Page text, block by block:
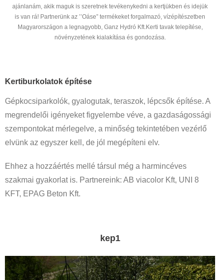
ajánlanám, akik maguk is szeretnek tevékenykedni a kertjükben és idejük
is van rá! Partnerünk az ’’Oáse” termékeket forgalmazó, vízépítészetben
Magyarországon a legnagyobb, Ganz Hydró Kft.Kerti tavak telepítése,
növényzetének kialakítása és gondozása.
Kertiburkolatok építése
Gépkocsiparkolók, gyalogutak, teraszok, lépcsők építése. A
megrendelői igényeket figyelembe véve, a gazdaságossági
szempontokat mérlegelve, a minőség tekintetében vezérlő
elvünk az egyszer kell, de jól megépíteni elv.
Ehhez a hozzáértés mellé társul még a harmincéves
szakmai gyakorlat is. Partnereink: AB viacolor Kft, UNI 8
KFT, EPAG Beton Kft.
kep1